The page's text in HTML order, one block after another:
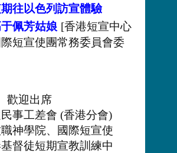
往以色列訪宣體驗
佩芳姑娘 [香港短宣中心
短宣使團常務委員會委
歡迎出席
事工差會 (香港分會)
神學院、國際短宣使
督徒短期宣教訓練中